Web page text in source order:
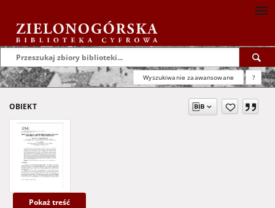
Wyszukiwanie zaawansowane ?
OBIEKT
Pokaż treść